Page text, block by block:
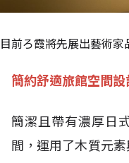
目前ろ霞將先展出藝術家
簡約舒適旅館空間設
簡潔且帶有濃厚日
間，運用了木質元